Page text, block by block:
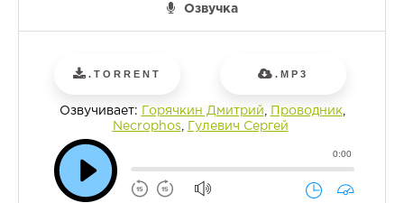
Озвучка
.TORRENT .MP3
Озвучивает: Горячкин Дмитрий Проводник,
Necrophos, Гулевич Сергей
0:00